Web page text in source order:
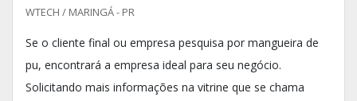
WTECH / MARINGÁ - PR
Se o cliente final ou empresa pesquisa por mangueira de
pu, encontrará a empresa ideal para seu negócio.
Solicitando mais informações na vitrine que se chama